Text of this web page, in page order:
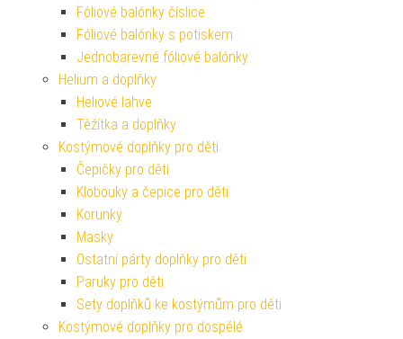
Fóliové balónky číslice
Fóliové balónky s potiskem
Jednobarevné fóliové balónky
Helium a doplňky
Heliové lahve
Těžítka a doplňky
Kostýmové doplňky pro děti
Čepičky pro děti
Klobouky a čepice pro děti
Korunky
Masky
Ostatní párty doplňky pro děti
Paruky pro děti
Sety doplňků ke kostýmům pro děti
Kostýmové doplňky pro dospělé